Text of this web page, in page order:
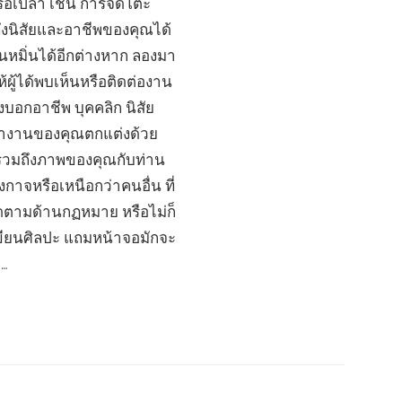
นิสัยและอาชีพของคุณได้
มิ่นได้อีกต่างหาก ลองมา
ผู้ได้พบเห็นหรือติดต่องาน
บอกอาชีพ บุคคลิก นิสัย
งานของคุณตกแต่งด้วย
วมถึงภาพของคุณกับท่าน
าจหรือเหนือกว่าคนอื่น ที่
ามด้านกฏหมาย หรือไม่ก็
นศิลปะ แถมหน้าจอมักจะ